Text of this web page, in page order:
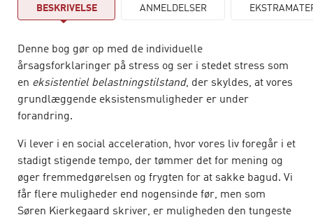
BESKRIVELSE ANMELDELSER
Denne bog gør op med de individuelle
årsagsforklaringer på stress og ser i stedet stress som
en eksistentiel belastningstilstand, der skyldes, at vores
grundlæggende eksistensmuligheder er under
forandring.
Vi lever i en social acceleration, hvor vores liv foregår i et
stadigt stigende tempo, der tømmer det for mening og
øger fremmedgørelsen og frygten for at sakke bagud. Vi
får flere muligheder end nogensinde før, men som
Søren Kierkegaard skriver, er muligheden den tungeste